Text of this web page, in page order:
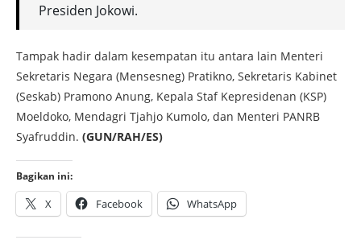
Presiden Jokowi.
Tampak hadir dalam kesempatan itu antara lain Menteri
Sekretaris Negara (Mensesneg) Pratikno, Sekretaris Kabinet
(Seskab) Pramono Anung, Kepala Staf Kepresidenan (KSP)
Moeldoko, Mendagri Tjahjo Kumolo, dan Menteri PANRB
Syafruddin. (GUN/RAH/ES)
Bagikan ini:
X Facebook WhatsApp